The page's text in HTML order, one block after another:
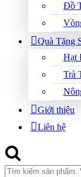
Đồ
Quà Tặng
Hạt
Trà
Giới thiệu
Liên hệ
Search